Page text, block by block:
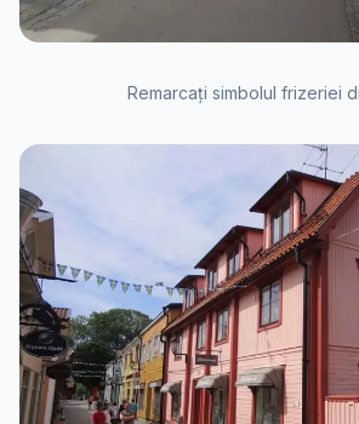
Remarcați simbolul frizeriei